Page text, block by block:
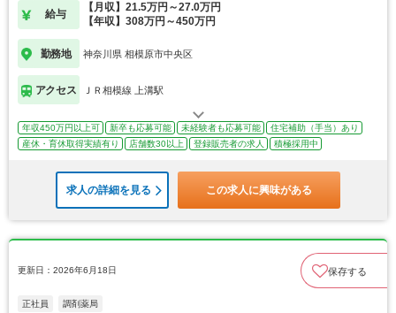
給与
【月収】21.5万円～27.0万円
【年収】308万円～450万円
勤務地 神奈川県 相模原市中央区
アクセス ＪＲ相模線 上溝駅
年収450万円以上可 新卒も応募可能 未経験者も応募可能
住宅補助（手当）あり
産休・育休取得実績有り
店舗数30以上 登録販売者の求人 積極採用中
求人の詳細を見る この求人に興味がある
更新日：2026年6月18日 保存する
正社員 調剤薬局